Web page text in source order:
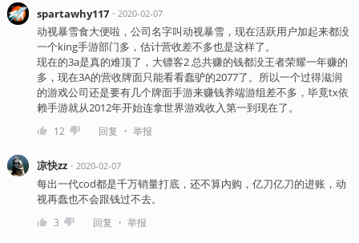
spartawhy117・ 2020-02-07
动视暴雪食大便啦，公司名字叫动视暴雪，现在活跃用户加起来都没
一个king手游部门多，估计营收差不多也是这样了。
现在的3a是真的难顶了，大镖客2 总共赚的钱都没王者荣耀一年赚的
多，现在3A的营收牌面只能看看蠢驴的2077了。所以一个过得滋润
的游戏公司还是要有几个牌面手游来赚钱养端游组差不多，毕竟tx依
赖手游就从2012年开始连拿世界游戏收入第一到现在了。
12 回复 ・ 举报
凉快zz・ 2020-02-07
每出一代cod都是千万销量打底，还不算内购，亿刀亿刀的进账，动
视再蠢也不会跟钱过不去。
3 回复 ・ 举报